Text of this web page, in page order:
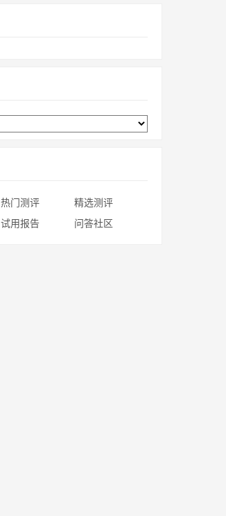
热门测评
精选测评
试用报告 问答社区